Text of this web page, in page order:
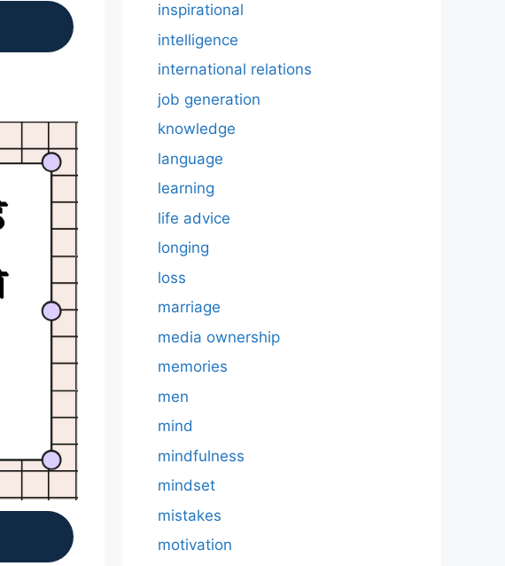
inspirational
intelligence
international relations
job generation
knowledge
language
learning
life advice
longing
loss
marriage
media ownership
memories
men
mind
mindfulness
mindset
mistakes
motivation